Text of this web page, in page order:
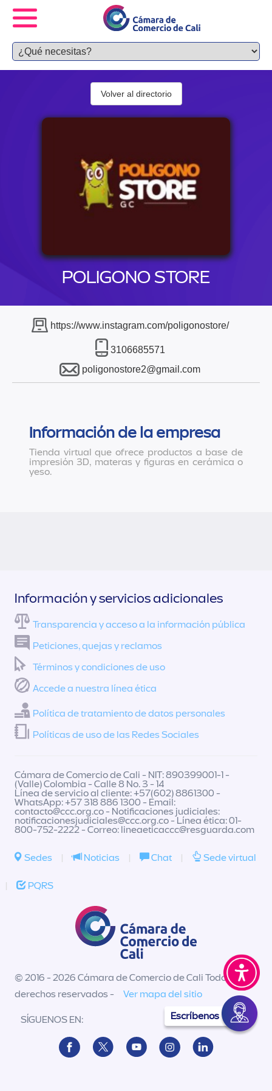
POLIGONO STORE
Volver al directorio
https://www.instagram.com/poligonostore/
3106685571
poligonostore2@gmail.com
Información de la empresa
Tienda virtual que ofrece productos a base de
impresión 3D, materas y figuras en cerámica o
yeso.
Escríbenos
Información y servicios adicionales
Transparencia y acceso a la información pública
Peticiones, quejas y reclamos
Términos y condiciones de uso
Accede a nuestra línea ética
Política de tratamiento de datos personales
Políticas de uso de las Redes Sociales
Cámara de Comercio de Cali - NIT: 890399001-1 -
(Valle) Colombia - Calle 8 No. 3 - 14
Línea de servicio al cliente: +57(602) 8861300 -
WhatsApp: +57 318 886 1300 - Email:
contacto@ccc.org.co- Notificaciones judiciales:
notificacionesjudiciales@ccc.org.co- Línea ética: 01-
800-752-2222 - Correo: lineaeticaccc@resguarda.com
Sedes | Noticias | Chat | Sede virtual
| PQRS
© 2016 - 2026 Cámara de Comercio de Cali Todos los
derechos reservados -
Ver mapa del sitio
SÍGUENOS EN: